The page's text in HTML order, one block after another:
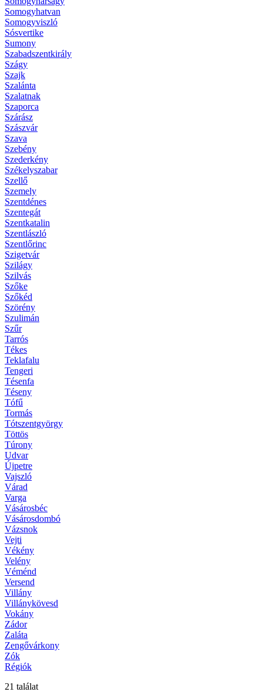
Somogyhatvan
Somogyviszló
Sósvertike
Sumony
Szabadszentkirály
Szágy
Szajk
Szalánta
Szalatnak
Szaporca
Szárász
Szászvár
Szava
Szebény
Szederkény
Székelyszabar
Szellő
Szemely
Szentdénes
Szentegát
Szentkatalin
Szentlászló
Szentlőrinc
Szigetvár
Szilágy
Szilvás
Szőke
Szőkéd
Szörény
Szulimán
Szűr
Tarrós
Tékes
Teklafalu
Tengeri
Tésenfa
Téseny
Tófű
Tormás
Tótszentgyörgy
Töttös
Túrony
Udvar
Újpetre
Vajszló
Várad
Varga
Vásárosbéc
Vásárosdombó
Vázsnok
Vejti
Vékény
Velény
Véménd
Versend
Villány
Villánykövesd
Vokány
Zádor
Zaláta
Zengővárkony
Zók
Régiók
21 találat